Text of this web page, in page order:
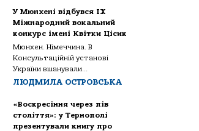
У Мюнхені відбувся IX
Міжнародний вокальний
конкурс імені Квітки Цісик
Мюнхен. Німеччина. В
Консультаційній установі
України вшанували...
ЛЮДМИЛА ОСТРОВСЬКА
«Воскресіння через пів
століття»: у Тернополі
презентували книгу про